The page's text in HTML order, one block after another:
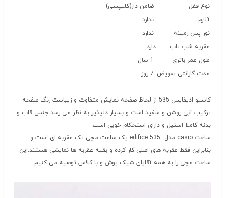
نوع قفل
ضامن دار(کلیپسی)
آلارم
ندارد
نور پس زمینه
ندارد
عقربه شب تاب
دارد
طول عمر باتری
مدت گارانتی تعویض
کاسیو ادیفایس 535 از لحاظ صفحه نمایش متفاوت و زیباست رنگ صفحه
ترکیب آبی روشن و سفید است و بسیار دلپذیر به نظر می رسد.جنس قاب و
بدنه کاملا استیل و دارای استحکام خوبی است.
ساعت casio مدل edifice 535 یک ساعت مچی تک عقربه ای است و
بنابراین فقط عقربه های اصلی کار کرده و بقیه عقربه ها نمایشی هستند.این
ساعت مچی را به همه آقایان شیک پوش و با کلاس توصیه می کنیم.